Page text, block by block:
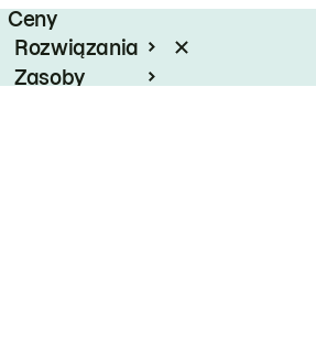
Ceny
Rozwiązania
Zasoby